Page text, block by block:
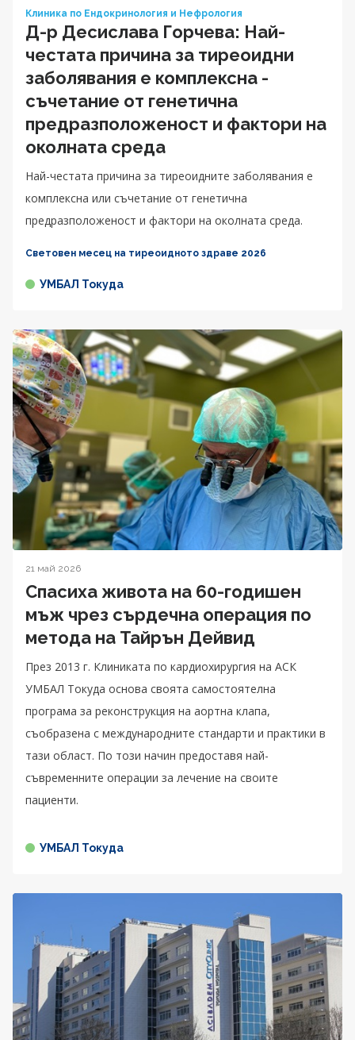
Клиника по Ендокринология и Нефрология
Д-р Десислава Горчева: Най-
честата причина за тиреоидни
заболявания е комплексна -
съчетание от генетична
предразположеност и фактори на
околната среда
Най-честата причина за тиреоидните заболявания е
комплексна или съчетание от генетична
предразположеност и фактори на околната среда.
Световен месец на тиреоидното здраве 2026
УМБАЛ Токуда
21 май 2026
Спасиха живота на 60-годишен
мъж чрез сърдечна операция по
метода на Тайрън Дейвид
През 2013 г. Клиниката по кардиохирургия на АСК
УМБАЛ Токуда основа своята самостоятелна
програма за реконструкция на аортна клапа,
съобразена с международните стандарти и практики в
тази област. По този начин предоставя най-
съвременните операции за лечение на своите
пациенти.
УМБАЛ Токуда